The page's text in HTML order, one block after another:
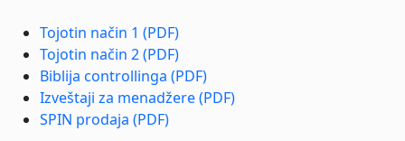
Tojotin način 1 (PDF)
Tojotin način 2 (PDF)
Biblija controllinga (PDF)
Izveštaji za menadžere (PDF)
SPIN prodaja (PDF)